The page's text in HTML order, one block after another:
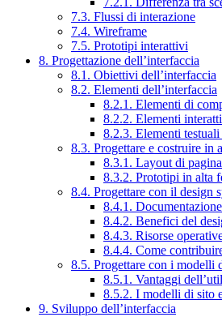
7.3. Flussi di interazione
7.4. Wireframe
7.5. Prototipi interattivi
8. Progettazione dell’interfaccia
8.1. Obiettivi dell’interfaccia
8.2. Elementi dell’interfaccia
8.2.1. Elementi di
8.2.2. Elementi
8.2.3. Elementi
8.3. Progettare e costruire in
8.3.1. Layout di pagina
8.3.2. Prototipi in alta
8.4. Progettare con il design
8.4.1. Documentazione
8.4.2. Benefici del
8.4.3. Risorse
8.4.4. Come
8.5. Progettare con i modelli
8.5.1. Vantaggi
8.5.2. I modelli di sito
9. Sviluppo dell’interfaccia